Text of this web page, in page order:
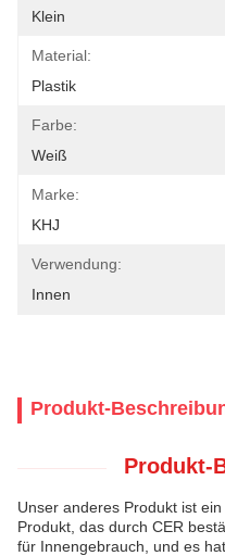
Klein
Material:
Plastik
Farbe:
Weiß
Marke:
KHJ
Verwendung:
Innen
Produkt-
Produkt-
Unser anderes Produkt ist
Produkt, das durch CER
für Innengebrauch, und es